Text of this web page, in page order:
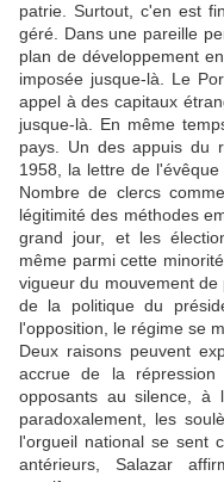
patrie. Surtout, c'en est
géré. Dans une pareille
plan de développement
imposée jusque-là. Le
appel à des capitaux
jusque-là. En même
pays. Un des appuis du
1958, la lettre de
Nombre de clercs
légitimité des méthodes
grand jour, et les
même parmi cette
vigueur du mouvement
de la politique du
l'opposition, le régime se
Deux raisons peuvent
accrue de la
opposants au silence,
paradoxalement, les
l'orgueil national se sent
antérieurs, Salazar